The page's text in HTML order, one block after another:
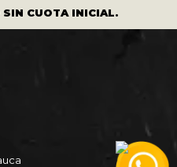
SIN CUOTA INICIAL.